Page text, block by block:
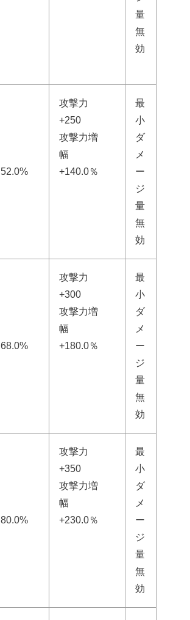
量
無
効
52.0%
攻撃力
+250
攻撃力増
幅
+140.0％
最
小
ダ
メ
ー
ジ
量
無
効
68.0%
攻撃力
+300
攻撃力増
幅
+180.0％
最
小
ダ
メ
ー
ジ
量
無
効
80.0%
攻撃力
+350
攻撃力増
幅
+230.0％
最
小
ダ
メ
ー
ジ
量
無
効